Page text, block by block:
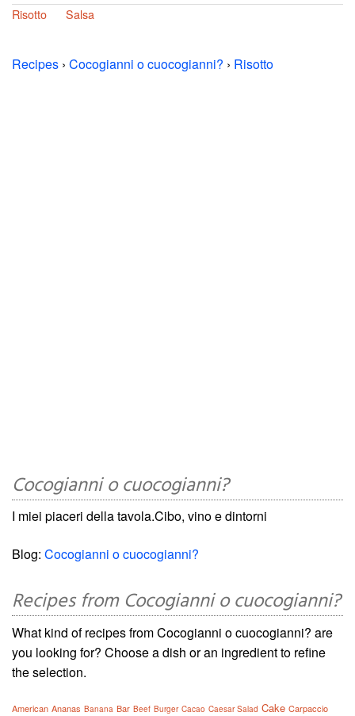
Risotto
Salsa
Recipes › Cocogianni o cuocogianni? › Risotto
Cocogianni o cuocogianni?
I miei piaceri della tavola.Cibo, vino e dintorni
Blog: Cocogianni o cuocogianni?
Recipes from Cocogianni o cuocogianni?
What kind of recipes from Cocogianni o cuocogianni? are
you looking for? Choose a dish or an ingredient to refine
the selection.
American Ananas Banana Bar Beef Burger Cacao Caesar Salad Cake Carpaccio